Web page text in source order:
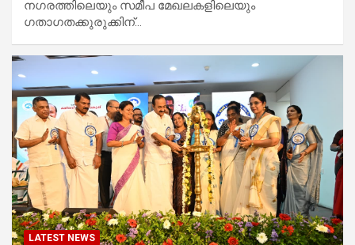
നഗരത്തിലെയും സമീപ മേഖലകളിലെയും
ഗതാഗതക്കുരുക്കിന്…
LATEST NEWS